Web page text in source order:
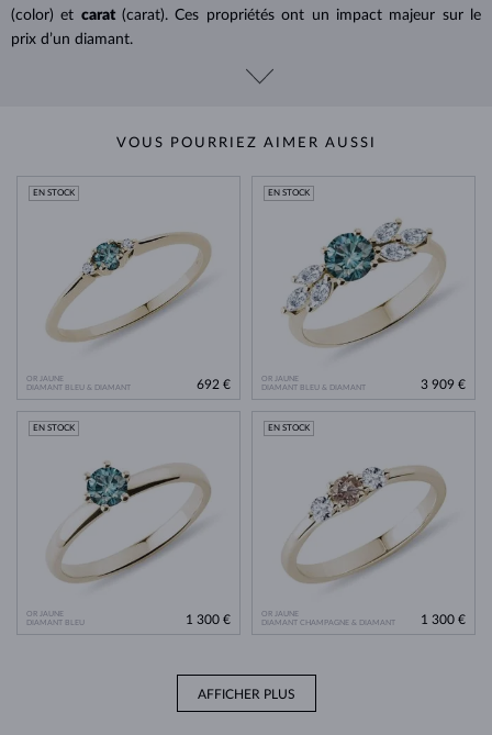
(color) et carat (carat). Ces propriétés ont un impact majeur sur le
prix d’un diamant.
VOUS POURRIEZ AIMER AUSSI
OR JAUNE
DIAMANT BLEU & DIAMANT
EN STOCK
692 €
OR JAUNE
DIAMANT BLEU & DIAMANT
EN STOCK
3 909 €
OR JAUNE
DIAMANT BLEU
EN STOCK
1 300 €
OR JAUNE
DIAMANT CHAMPAGNE & DIAMANT
EN STOCK
1 300 €
AFFICHER PLUS